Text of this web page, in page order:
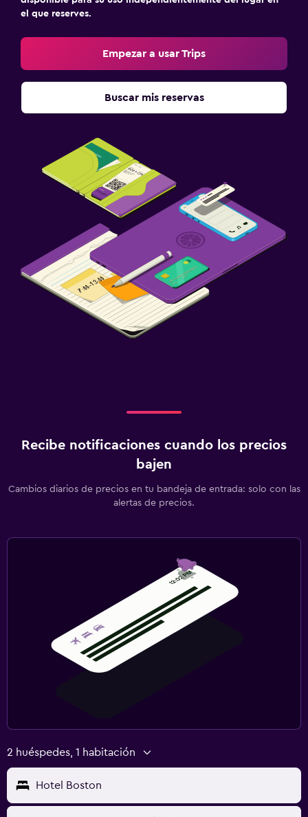
el que reserves.
Empezar a usar Trips
Buscar mis reservas
Recibe notificaciones cuando los precios
bajen
Cambios diarios de precios en tu bandeja de entrada: solo con las
alertas de precios.
2 huéspedes, 1 habitación
Hotel Boston